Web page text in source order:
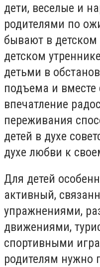
дети, веселые и
родителями по
бывают в детском
детском
детьми в
подъема и вместе
впечатление
переживания
детей в духе
духе любви к
Для детей
активный,
упражнениями,
движениями,
спортивными
родителям нужно